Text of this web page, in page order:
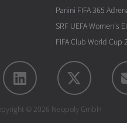
Panini FIFA 365
SRF UEFA Women's
FIFA Club World Cup
© 2026 Neopoly GmbH